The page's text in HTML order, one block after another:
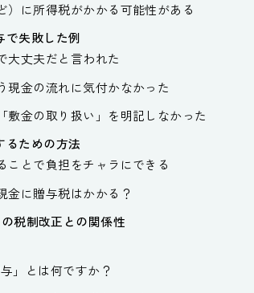
）に所得税がかかる可能性がある
で失敗した例
大丈夫だと言われた
現金の流れに気付かなかった
敷金の取り扱い」を明記しなかった
るための方法
ことで負担をチャラにできる
金に贈与税はかかる？
税制改正との関係性
」とは何ですか？